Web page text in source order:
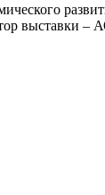
выставки –